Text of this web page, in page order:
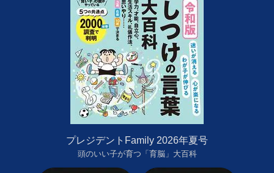
プレジデントFamily 2026年夏号
頭のいい子が育つ「育脳」大百科